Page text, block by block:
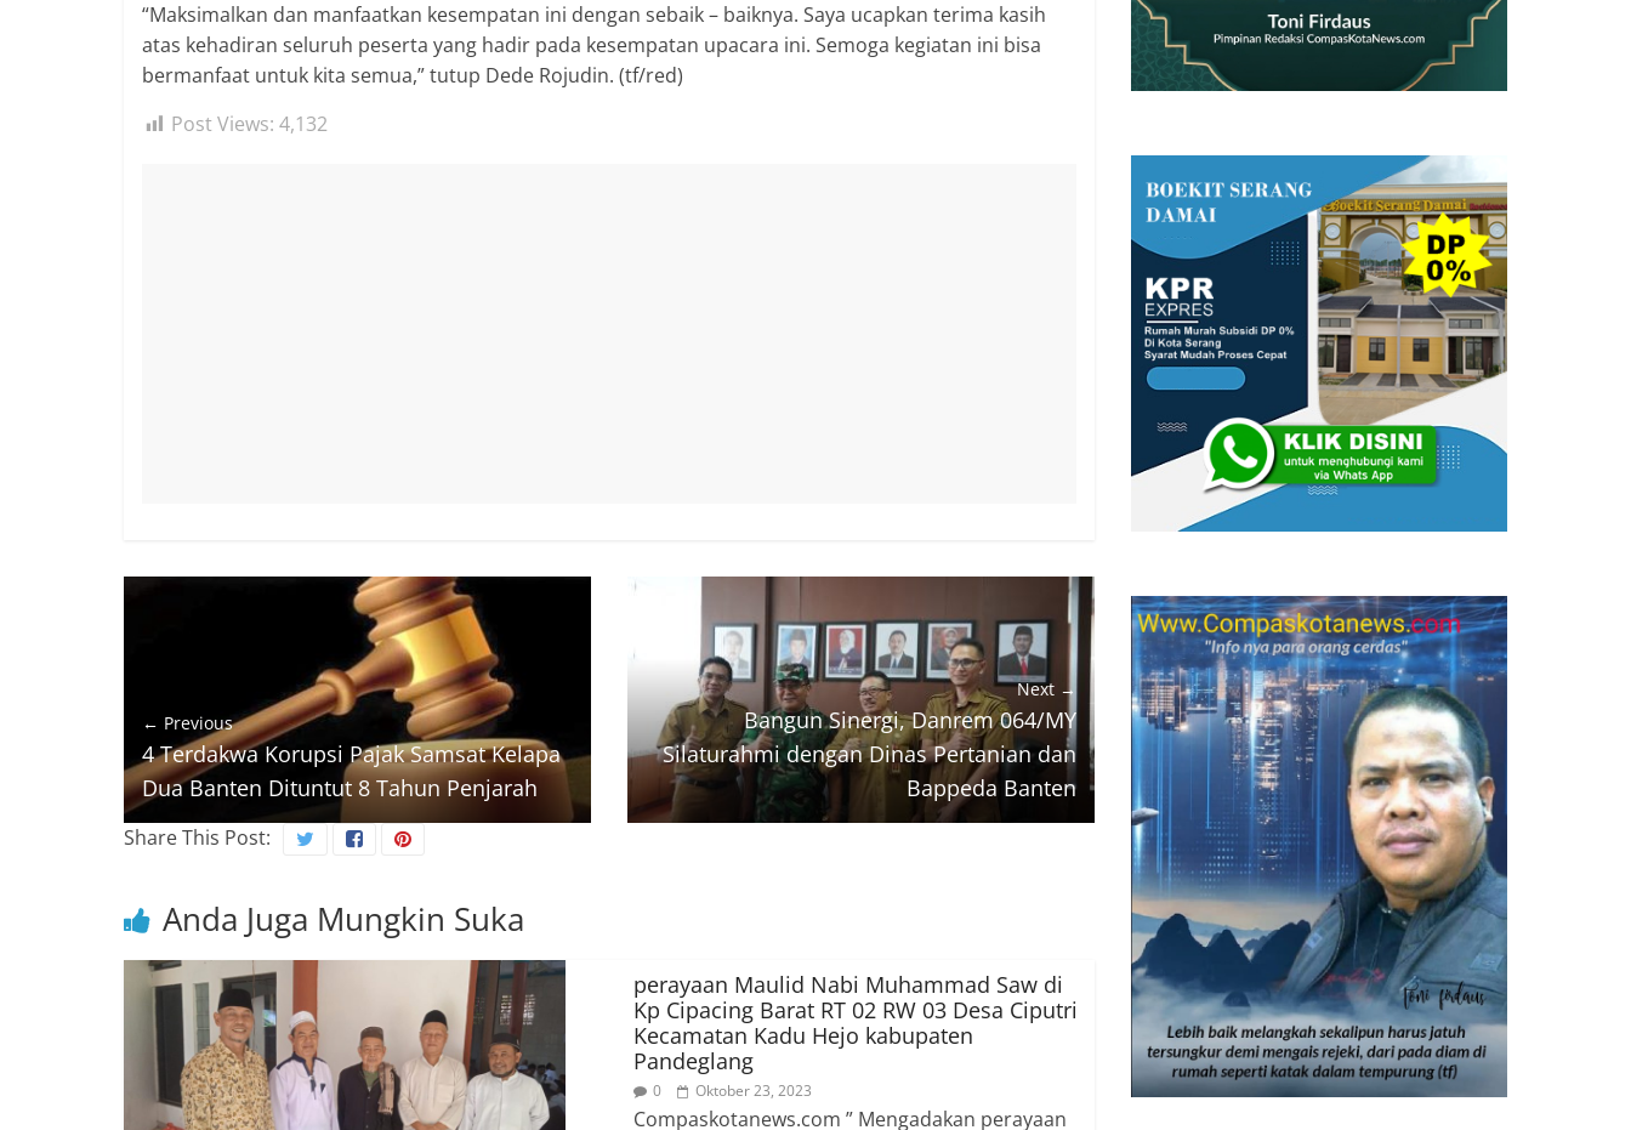
“Maksimalkan dan manfaatkan kesempatan ini dengan sebaik – baiknya. Saya ucapkan terima kasih
atas kehadiran seluruh peserta yang hadir pada kesempatan upacara ini. Semoga kegiatan ini bisa
bermanfaat untuk kita semua,” tutup Dede Rojudin. (tf/red)
Post Views: 4,132
← Previous
4 Terdakwa Korupsi Pajak Samsat Kelapa
Dua Banten Dituntut 8 Tahun Penjarah
Next →
Bangun Sinergi, Danrem 064/MY
Silaturahmi dengan Dinas Pertanian dan
Bappeda Banten
Share This Post:
Anda Juga Mungkin Suka
perayaan Maulid Nabi Muhammad Saw di
Kp Cipacing Barat RT 02 RW 03 Desa Ciputri
Kecamatan Kadu Hejo kabupaten
Pandeglang
0 Oktober 23, 2023
Compaskotanews.com ” Mengadakan perayaan